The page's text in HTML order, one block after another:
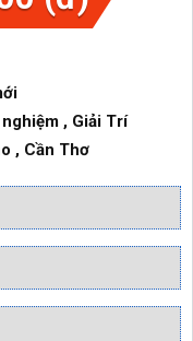
, Giải Trí
, Cần Thơ